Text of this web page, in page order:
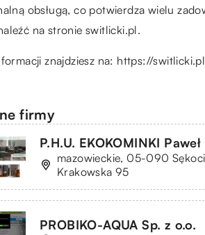
obsługą, co potwierdza wielu
na stronie switlicki.pl.
znajdziesz na: https://
firmy
P.H.U. EKOKOMINKI
mazowieckie, 05-090
Krakowska 95
PROBIKO-AQUA Sp. z o.o.